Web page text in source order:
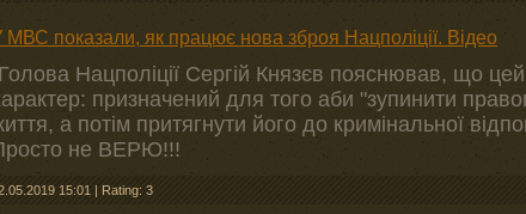
МВС показали, як працює нова зброя Нацполіції. Відео
Нацполіції Сергій Князєв пояснював, що
призначений для того аби "зупинити
а потім притягнути його до кримінальної
не ВЕРЮ!!!
15:01 | Rating: 3